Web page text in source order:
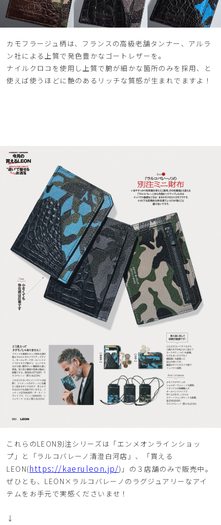
カモフラージュ柄は、フランスの高級老舗タンナー、アルラ
ン社による上質で発色豊かなゴートレザーを。
ナイルクロコを使用し上質で腑が細かな箇所のみを採用、と
使えば使うほどに艶のあるリッチな質感が生まれでますよ！
これらのLEON別注シリーズは「エンメオンラインショッ
プ」と「ラルコバレーノ清澄白河店」、「買える
LEON(https://kaeruleon.jp/)」の３店舗のみで販売中。
ぜひとも、LEON×ラルコバレーノのラグジュアリーなアイ
テムをお手元で実感くださいませ！
↓